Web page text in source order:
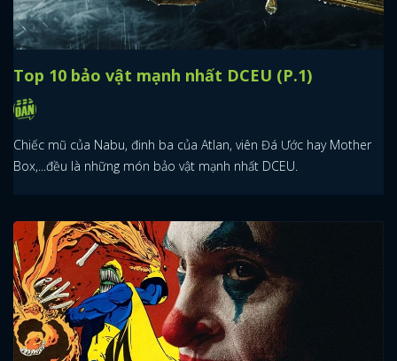
Top 10 bảo vật mạnh nhất DCEU (P.1)
Chiếc mũ của Nabu, đinh ba của Atlan, viên Đá Ước hay Mother
Box,...đều là những món bảo vật mạnh nhất DCEU.